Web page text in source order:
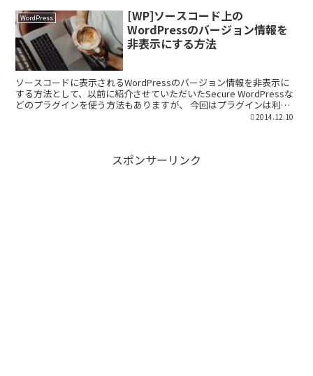
WordPress
[WP]ソースコード上の
WordPressのバージョン情報を
非表示にする方法
ソースコードに表示されるWordPressのバージョン情報を非表示に
する方法として、以前に紹介させていただいたSecure WordPressな
どのプラグインを使う方法もありますが、 今回はプラグインは利用
2014.12.10
スポンサーリンク